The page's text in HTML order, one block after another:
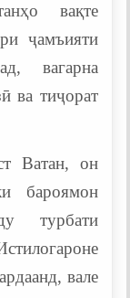
вақте
ҷамъияти
вагарна
ва тиҷорат
Ватан, он
бароямон
турбати
вале